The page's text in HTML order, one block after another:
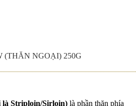
THỊT BÒ XÀO
dụng cửa hàng 369-
(THĂN NGOẠI) 250G
là Striploin/Sirloin) là phần thăn phía